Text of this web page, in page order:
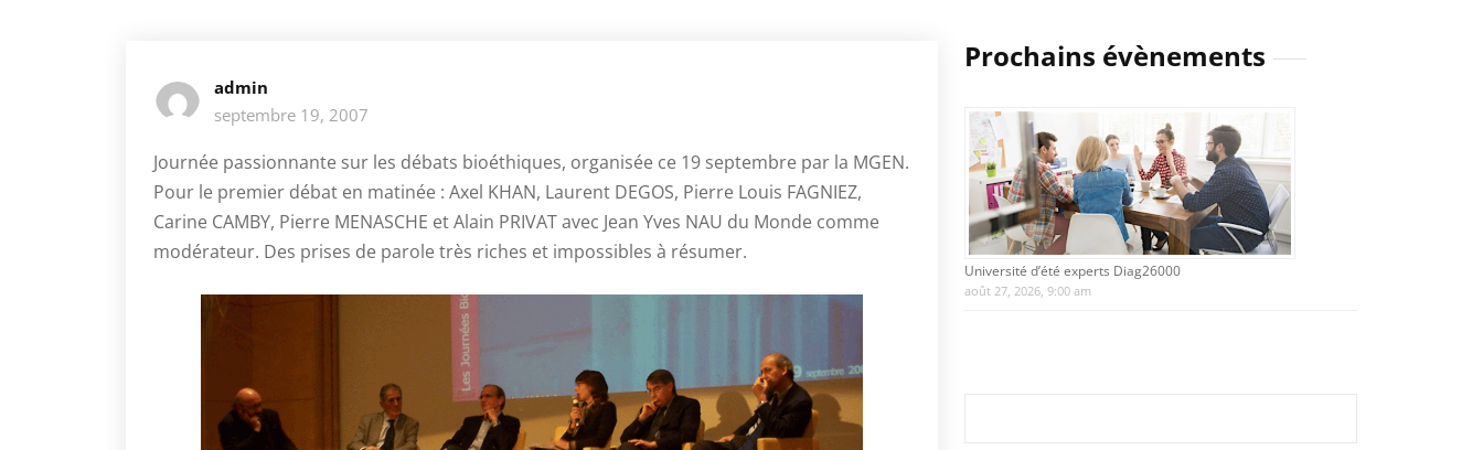
admin
septembre 19, 2007
Journée passionnante sur les débats bioéthiques, organisée ce 19 septembre par la MGEN.
Pour le premier débat en matinée : Axel KHAN, Laurent DEGOS, Pierre Louis FAGNIEZ,
Carine CAMBY, Pierre MENASCHE et Alain PRIVAT avec Jean Yves NAU du Monde comme
modérateur. Des prises de parole très riches et impossibles à résumer.
Prochains évènements
Université d’été experts Diag26000
août 27, 2026, 9:00 am